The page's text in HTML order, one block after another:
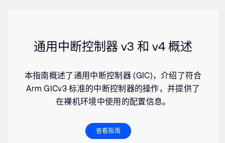
通用中断控制器 v3 和 v4 概述
本指南概述了通用中断控制器 (GIC)，介绍了符合
Arm GICv3 标准的中断控制器的操作，并提供了
在裸机环境中使用的配置信息。
查看指南